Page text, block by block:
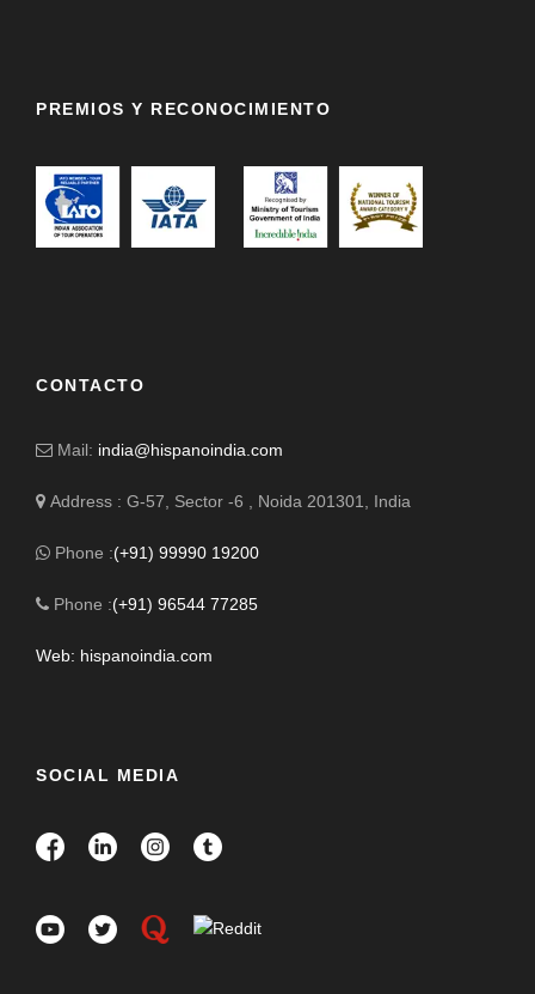
PREMIOS Y RECONOCIMIENTO
CONTACTO
Mail: india@hispanoindia.com
Address : G-57, Sector -6 , Noida 201301, India
Phone :(+91) 99990 19200
Phone :(+91) 96544 77285
Web: hispanoindia.com
SOCIAL MEDIA